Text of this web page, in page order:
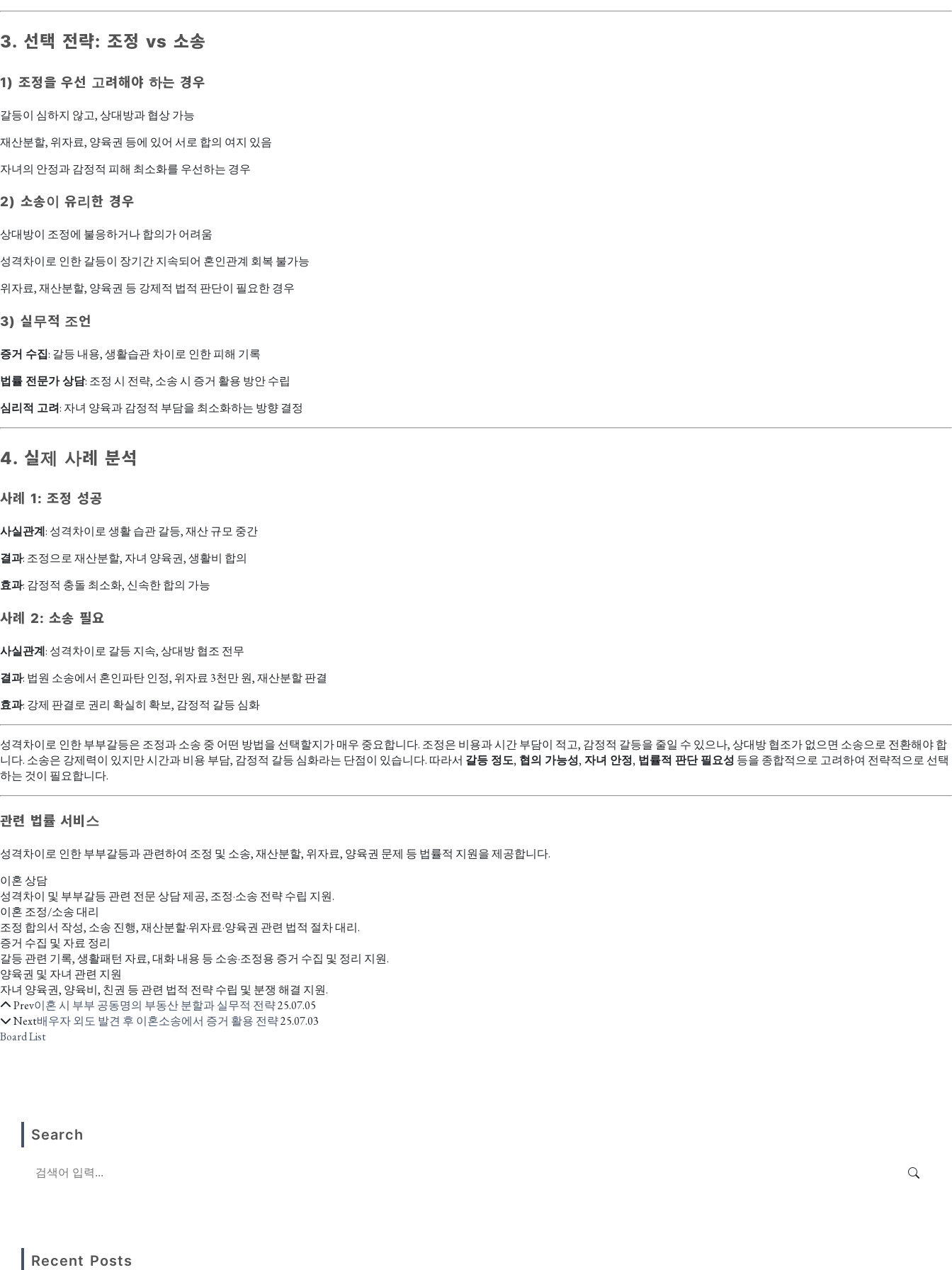
3. 선택 전략: 조정 vs 소송
1) 조정을 우선 고려해야 하는 경우
갈등이 심하지 않고, 상대방과 협상 가능
재산분할, 위자료, 양육권 등에 있어 서로 합의 여지 있음
자녀의 안정과 감정적 피해 최소화를 우선하는 경우
2) 소송이 유리한 경우
상대방이 조정에 불응하거나 합의가 어려움
성격차이로 인한 갈등이 장기간 지속되어 혼인관계 회복 불가능
위자료, 재산분할, 양육권 등 강제적 법적 판단이 필요한 경우
3) 실무적 조언
증거 수집: 갈등 내용, 생활습관 차이로 인한 피해 기록
법률 전문가 상담: 조정 시 전략, 소송 시 증거 활용 방안 수립
심리적 고려: 자녀 양육과 감정적 부담을 최소화하는 방향 결정
4. 실제 사례 분석
사례 1: 조정 성공
사실관계: 성격차이로 생활 습관 갈등, 재산 규모 중간
결과: 조정으로 재산분할, 자녀 양육권, 생활비 합의
효과: 감정적 충돌 최소화, 신속한 합의 가능
사례 2: 소송 필요
사실관계: 성격차이로 갈등 지속, 상대방 협조 전무
결과: 법원 소송에서 혼인파탄 인정, 위자료 3천만 원, 재산분할 판결
효과: 강제 판결로 권리 확실히 확보, 감정적 갈등 심화
성격차이로 인한 부부갈등은 조정과 소송 중 어떤 방법을 선택할지가 매우 중요합니다. 조정은 비용과 시간 부담이 적고, 감정적 갈등을 줄일 수 있으나, 상대방 협조가 없으면 소송으로 전환해야 합
니다. 소송은 강제력이 있지만 시간과 비용 부담, 감정적 갈등 심화라는 단점이 있습니다. 따라서 갈등 정도, 협의 가능성, 자녀 안정, 법률적 판단 필요성 등을 종합적으로 고려하여 전략적으로 선택
하는 것이 필요합니다.
관련 법률 서비스
성격차이로 인한 부부갈등과 관련하여 조정 및 소송, 재산분할, 위자료, 양육권 문제 등 법률적 지원을 제공합니다.
이혼 상담
성격차이 및 부부갈등 관련 전문 상담 제공, 조정·소송 전략 수립 지원.
이혼 조정/소송 대리
조정 합의서 작성, 소송 진행, 재산분할·위자료·양육권 관련 법적 절차 대리.
증거 수집 및 자료 정리
갈등 관련 기록, 생활패턴 자료, 대화 내용 등 소송·조정용 증거 수집 및 정리 지원.
양육권 및 자녀 관련 지원
자녀 양육권, 양육비, 친권 등 관련 법적 전략 수립 및 분쟁 해결 지원.
Prev이혼 시 부부 공동명의 부동산 분할과 실무적 전략25.07.05
Next배우자 외도 발견 후 이혼소송에서 증거 활용 전략25.07.03
Board List
Search
Recent Posts